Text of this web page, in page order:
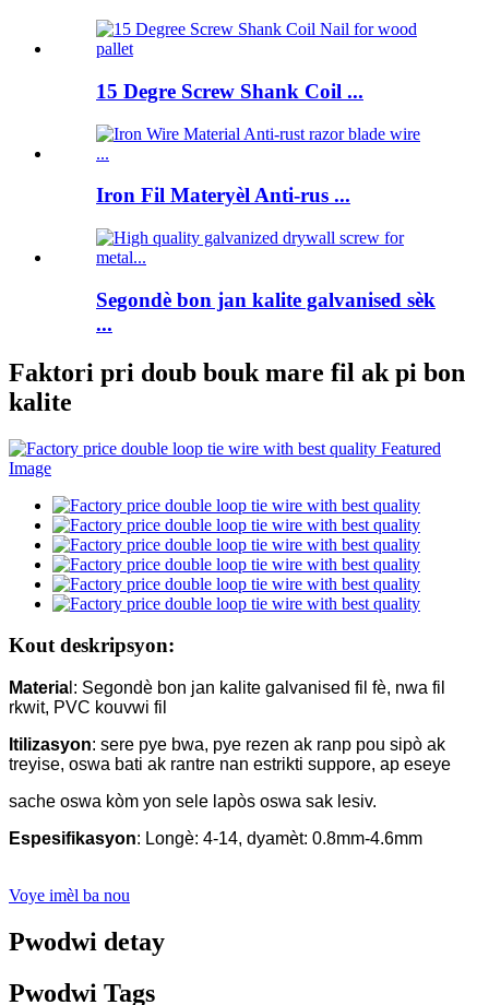
15 Degre Screw Shank Coil ...
Iron Fil Materyèl Anti-rus ...
Segondè bon jan kalite galvanised sèk
...
Faktori pri doub bouk mare fil ak pi bon
kalite
Kout deskripsyon:
Materia l: Segondè bon jan kalite galvanised fil fè, nwa fil
rkwit, PVC kouvwi fil
Itilizasyon: sere pye bwa, pye rezen ak ranp pou sipò ak
treyise, oswa bati ak rantre nan estrikti suppore, ap eseye
sache oswa kòm yon sele lapòs oswa sak lesiv.
Espesifikasyon: Longè: 4-14, dyamèt: 0.8mm-4.6mm
Voye imèl ba nou
Pwodwi detay
Pwodwi Tags